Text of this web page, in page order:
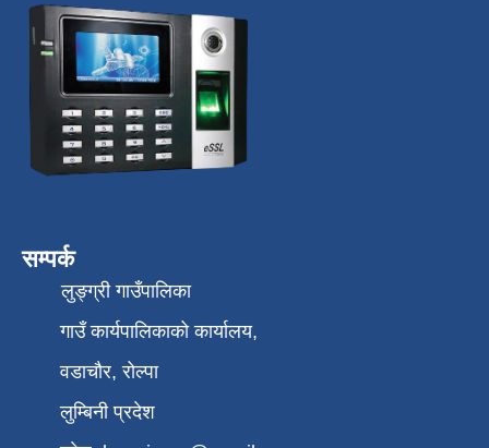
सम्पर्क
लुङ्ग्री गाउँपालिका
गाउँ कार्यपालिकाको कार्यालय,
वडाचौर, रोल्पा
लुम्बिनी प्रदेश